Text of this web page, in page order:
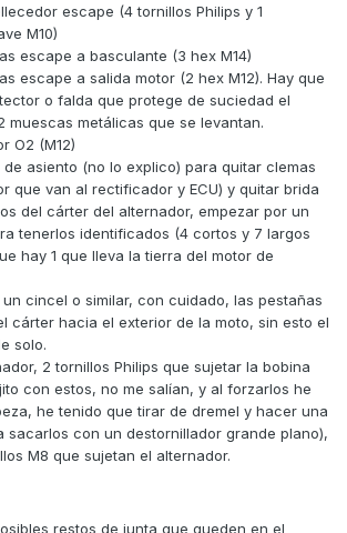
escape (4 tornillos Philips y 1
M10)
escape a basculante (3 hex M14)
escape a salida motor (2 hex M12). Hay que
o falda que protege de suciedad el
muescas metálicas que se levantan.
O2 (M12)
asiento (no lo explico) para quitar clemas
que van al rectificador y ECU) y quitar brida
del cárter del alternador, empezar por un
tenerlos identificados (4 cortos y 7 largos
hay 1 que lleva la tierra del motor de
cincel o similar, con cuidado, las pestañas
cárter hacia el exterior de la moto, sin esto el
solo.
2 tornillos Philips que sujetar la bobina
con estos, no me salían, y al forzarlos he
he tenido que tirar de dremel y hacer una
sacarlos con un destornillador grande plano),
M8 que sujetan el alternador.
restos de junta que queden en el